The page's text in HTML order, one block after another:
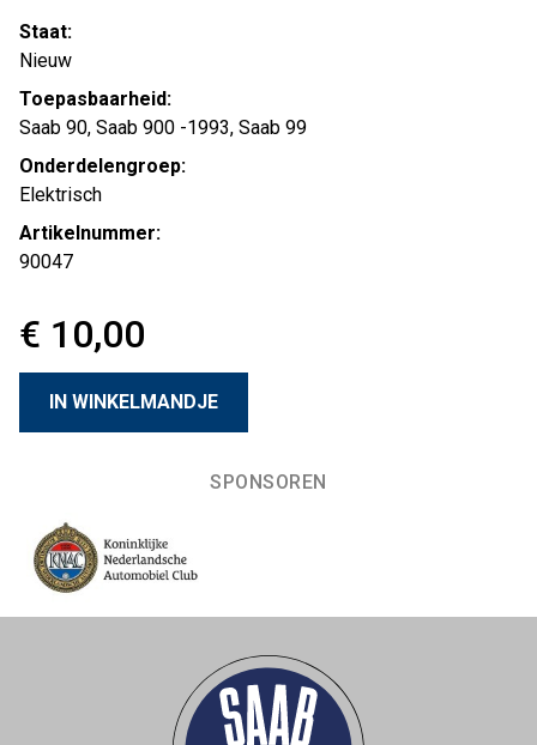
Staat:
Nieuw
Toepasbaarheid:
Saab 90, Saab 900 -1993, Saab 99
Onderdelengroep:
Elektrisch
Artikelnummer:
90047
€ 10,00
SPONSOREN